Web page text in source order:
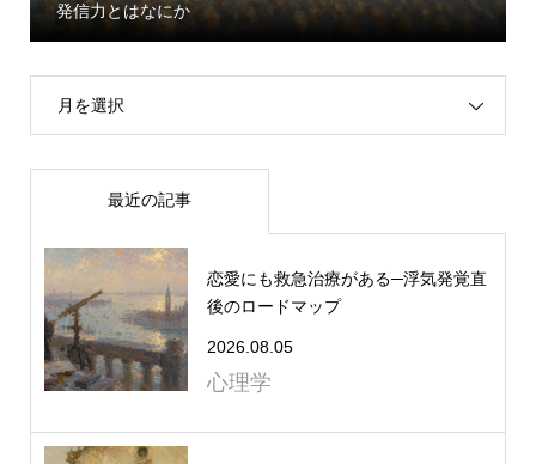
発信力とはなにか
月を選択
最近の記事
恋愛にも救急治療がある─浮気発覚直
後のロードマップ
2026.08.05
心理学